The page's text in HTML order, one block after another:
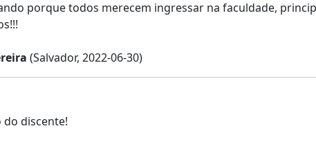
porque todos merecem ingressar na faculdade,
(Salvador, 2022-06-30)
discente!